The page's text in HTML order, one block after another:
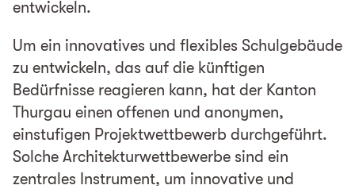
entwickeln.
Um ein innovatives und flexibles Schulgebäude
zu entwickeln, das auf die künftigen
Bedürfnisse reagieren kann, hat der Kanton
Thurgau einen offenen und anonymen,
einstufigen Projektwettbewerb durchgeführt.
Solche Architekturwettbewerbe sind ein
zentrales Instrument, um innovative und